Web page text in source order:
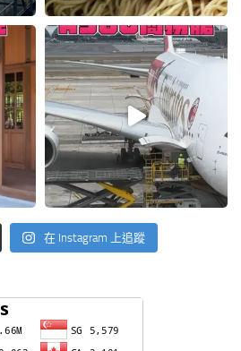
在 Instagram 上追蹤